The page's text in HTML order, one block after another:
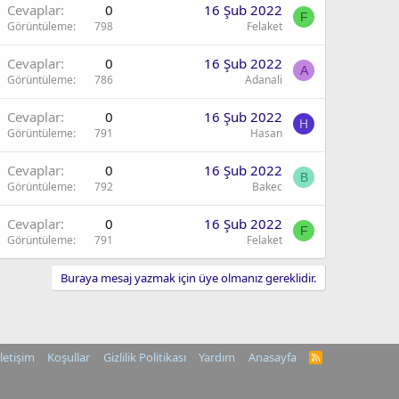
Cevaplar 0
Görüntüleme 798
16 Şub 2022
Felaket
F
Cevaplar 0
Görüntüleme 786
16 Şub 2022
Adanali
A
Cevaplar 0
Görüntüleme 791
16 Şub 2022
Hasan
H
Cevaplar 0
Görüntüleme 792
16 Şub 2022
Bakec
B
Cevaplar 0
Görüntüleme 791
16 Şub 2022
Felaket
F
Buraya mesaj yazmak için üye olmanız gereklidir.
Koşullar Gizlilik Politikası Yardım Anasayfa
R